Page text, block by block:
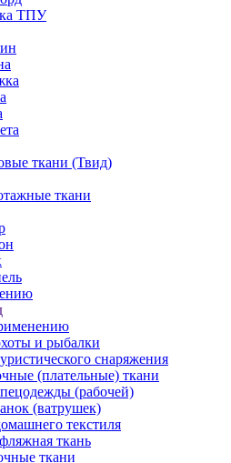
ТПУ
ткани (Твид)
ткани
и рыбалки
снаряжения
(плательные) ткани
(рабочей)
(ватрушек)
текстиля
ткань
ткани